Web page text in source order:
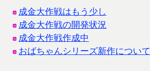
成金大作戦はもう少し
成金大作戦の開発状況
成金大作戦作成中
おばちゃんシリーズ新作について